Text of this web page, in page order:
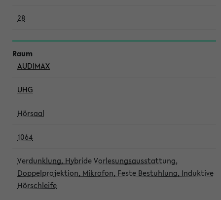
28
AUDIMAX
UHG
Hörsaal
1064
Verdunklung, Hybride Vorlesungsausstattung,
Doppelprojektion, Mikrofon, Feste Bestuhlung, Induktive
Hörschleife